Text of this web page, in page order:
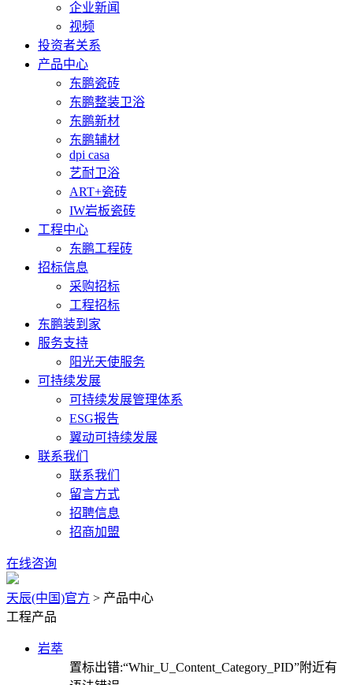
企业新闻
视频
投资者关系
产品中心
东鹏瓷砖
东鹏整装卫浴
东鹏新材
东鹏辅材
dpi casa
艺耐卫浴
ART+瓷砖
IW岩板瓷砖
工程中心
东鹏工程砖
招标信息
采购招标
工程招标
东鹏装到家
服务支持
阳光天使服务
可持续发展
可持续发展管理体系
ESG报告
翼动可持续发展
联系我们
联系我们
留言方式
招聘信息
招商加盟
在线咨询
天辰(中国)官方 > 产品中心
工程产品
岩萃
置标出错:“Whir_U_Content_Category_PID”附近有